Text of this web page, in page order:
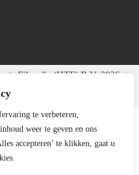
te verbeteren,
weer te geven en ons
accepteren’ te klikken, gaat u
Filosofie (HTF) B.V. 2026
Disclaimer